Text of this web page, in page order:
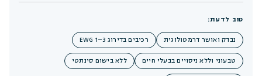
טוב לדעת:
נבדק ואושר דרמטולוגית רכיבים בדירוג EWG 1–3
טבעוני וללא ניסויים בבעלי חיים ללא בישום סינתטי